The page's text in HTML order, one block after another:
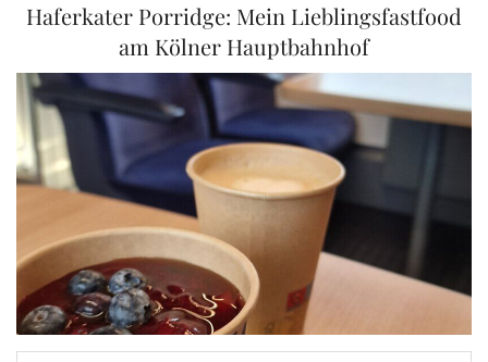
Haferkater Porridge: Mein Lieblingsfastfood
am Kölner Hauptbahnhof